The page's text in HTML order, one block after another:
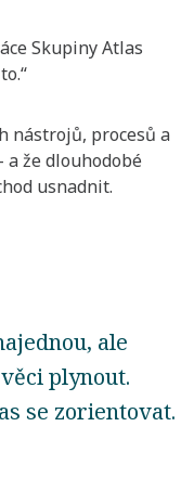
Skupiny Atlas
nástrojů, procesů a
že dlouhodobé
usnadnit.
ale
plynout.
se zorientovat.